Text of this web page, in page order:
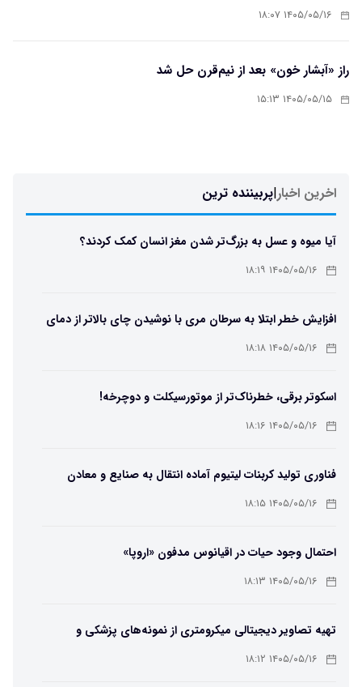
۱۴۰۵/۰۵/۱۶ ۱۸:۰۷
راز «آبشار خون» بعد از نیم‌قرن حل شد
۱۴۰۵/۰۵/۱۵ ۱۵:۱۳
اخرین اخبار|پربیننده ترین
آیا میوه و عسل به بزرگ‌تر شدن مغز انسان کمک کردند؟
۱۴۰۵/۰۵/۱۶ ۱۸:۱۹
افزایش خطر ابتلا به سرطان مری با نوشیدن چای بالاتر از دمای
۶۵ درجه ۱۴۰۵/۰۵/۱۶ ۱۸:۱۸
اسکوتر برقی، خطرناک‌تر از موتورسیکلت و دوچرخه!
۱۴۰۵/۰۵/۱۶ ۱۸:۱۶
فناوری تولید کربنات لیتیوم آماده انتقال به صنایع و معادن
است۱۴۰۵/۰۵/۱۶ ۱۸:۱۵
احتمال وجود حیات در اقیانوس مدفون «اروپا»
۱۴۰۵/۰۵/۱۶ ۱۸:۱۳
تهیه تصاویر دیجیتالی میکرومتری از نمونه‌های پزشکی و
صنعتی۱۴۰۵/۰۵/۱۶ ۱۸:۱۲